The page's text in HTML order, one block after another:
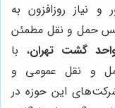
و نیاز روزافزون به
حمل و نقل مطمئن
گشت تهران، با
و نقل عمومی و
این حوزه در